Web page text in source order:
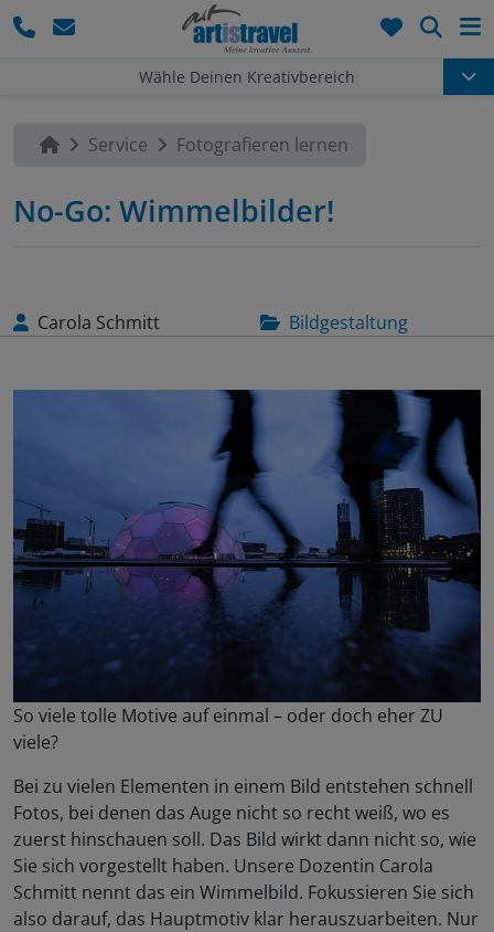
Wähle Deinen Kreativbereich
Service Fotografieren lernen
No-Go: Wimmelbilder!
Carola Schmitt Bildgestaltung
So viele tolle Motive auf einmal – oder doch eher ZU
viele?
Bei zu vielen Elementen in einem Bild entstehen schnell
Fotos, bei denen das Auge nicht so recht weiß, wo es
zuerst hinschauen soll. Das Bild wirkt dann nicht so, wie
Sie sich vorgestellt haben. Unsere Dozentin Carola
Schmitt nennt das ein Wimmelbild. Fokussieren Sie sich
also darauf, das Hauptmotiv klar herauszuarbeiten. Nur